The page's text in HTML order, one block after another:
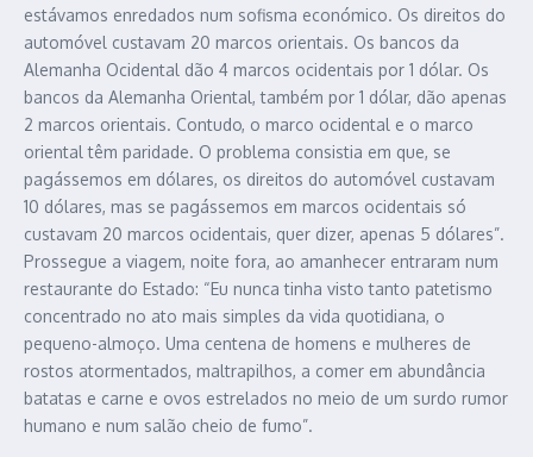
estávamos enredados num sofisma económico. Os direitos do
automóvel custavam 20 marcos orientais. Os bancos da
Alemanha Ocidental dão 4 marcos ocidentais por 1 dólar. Os
bancos da Alemanha Oriental, também por 1 dólar, dão apenas
2 marcos orientais. Contudo, o marco ocidental e o marco
oriental têm paridade. O problema consistia em que, se
pagássemos em dólares, os direitos do automóvel custavam
10 dólares, mas se pagássemos em marcos ocidentais só
custavam 20 marcos ocidentais, quer dizer, apenas 5 dólares”.
Prossegue a viagem, noite fora, ao amanhecer entraram num
restaurante do Estado: “Eu nunca tinha visto tanto patetismo
concentrado no ato mais simples da vida quotidiana, o
pequeno-almoço. Uma centena de homens e mulheres de
rostos atormentados, maltrapilhos, a comer em abundância
batatas e carne e ovos estrelados no meio de um surdo rumor
humano e num salão cheio de fumo”.